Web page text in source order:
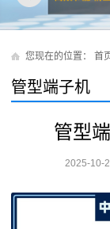
您现在的位置： 首
管型端子机
管型
2025-10-